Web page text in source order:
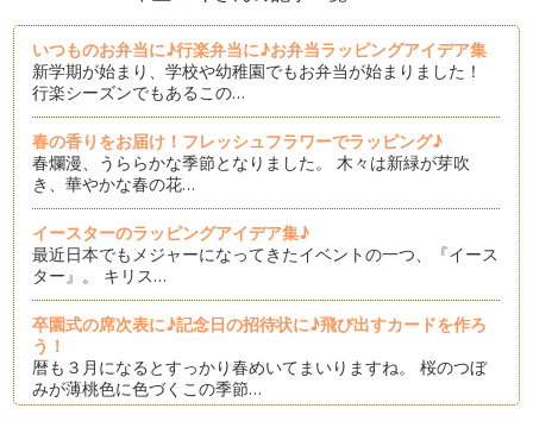
いつものお弁当に♪行楽弁当に♪お弁当ラッピングアイデア集
新学期が始まり、学校や幼稚園でもお弁当が始まりました！
行楽シーズンでもあるこの…
春の香りをお届け！フレッシュフラワーでラッピング♪
春爛漫、うららかな季節となりました。 木々は新緑が芽吹
き、華やかな春の花…
イースターのラッピングアイデア集♪
最近日本でもメジャーになってきたイベントの一つ、『イース
ター』。 キリス…
卒園式の席次表に♪記念日の招待状に♪飛び出すカードを作ろ
う！
暦も３月になるとすっかり春めいてまいりますね。 桜のつぼ
みが薄桃色に色づくこの季節…